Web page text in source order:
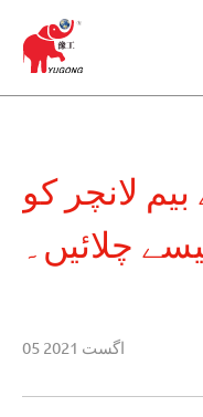
لانچر کو
چلائیں۔
05 اگست 2021